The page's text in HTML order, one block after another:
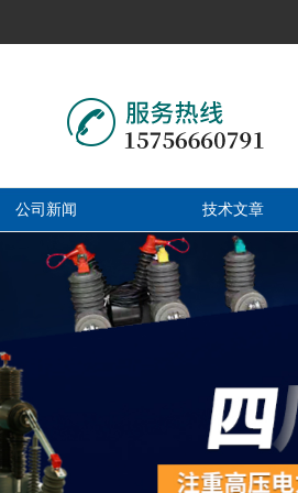
公司新闻 技术文章